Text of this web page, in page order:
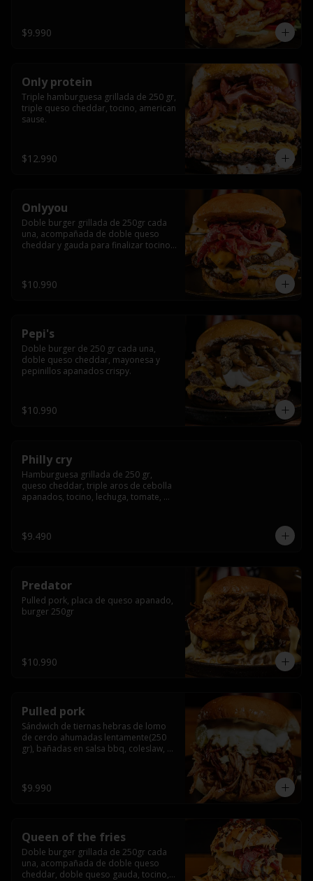
$9.990
Only protein
Triple hamburguesa grillada de 250 gr,
triple queso cheddar, tocino, american
sause.
$12.990
Onlyyou
Doble burger grillada de 250gr cada
una, acompañada de doble queso
cheddar y gauda para finalizar tocino
$10.990
Pepi's
Doble burger de 250 gr cada una,
doble queso cheddar, mayonesa y
pepinillos apanados crispy.
$10.990
Philly cry
Hamburguesa grillada de 250 gr,
queso cheddar, triple aros de cebolla
apanados, tocino, lechuga, tomate,
$9.490
Predator
Pulled pork, placa de queso apanado,
burger 250gr
$10.990
Pulled pork
Sándwich de tiernas hebras de lomo
de cerdo ahumadas lentamente(250
gr), bañadas en salsa bbq, coleslaw,
$9.990
Queen of the fries
Doble burger grillada de 250gr cada
una, acompañada de doble queso
cheddar, doble queso gauda, tocino,